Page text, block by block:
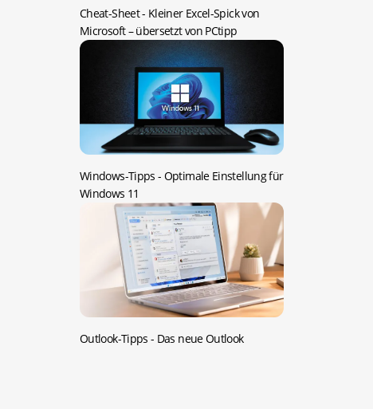
Cheat-Sheet - Kleiner Excel-Spick von
Microsoft – übersetzt von PCtipp
Windows-Tipps - Optimale Einstellung für
Windows 11
Outlook-Tipps - Das neue Outlook